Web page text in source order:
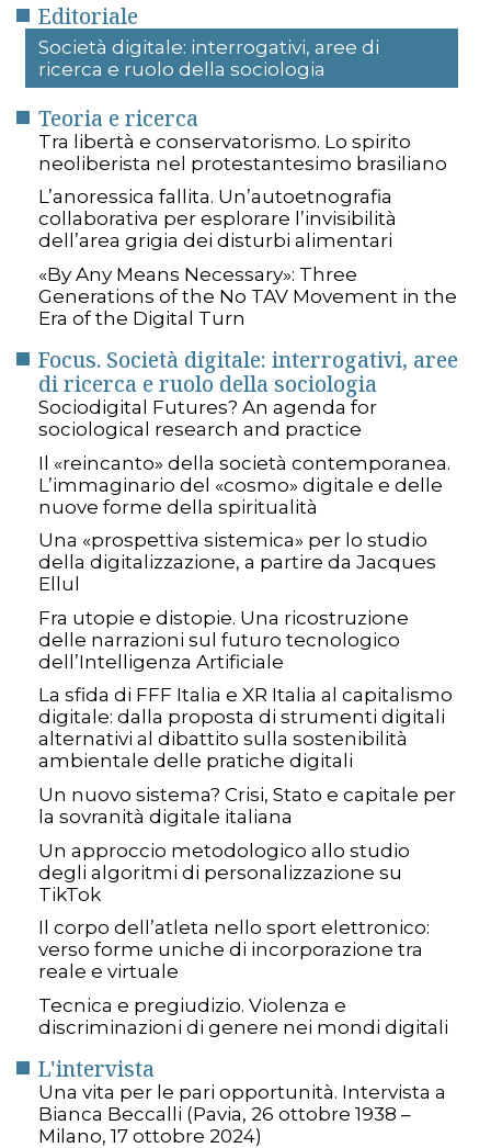
Editoriale
Società digitale: interrogativi, aree di
ricerca e ruolo della sociologia
Teoria e ricerca
Tra libertà e conservatorismo. Lo spirito
neoliberista nel protestantesimo brasiliano
L’anoressica fallita. Un’autoetnografia
collaborativa per esplorare l’invisibilità
dell’area grigia dei disturbi alimentari
«By Any Means Necessary»: Three
Generations of the No TAV Movement in the
Era of the Digital Turn
Focus. Società digitale: interrogativi, aree
di ricerca e ruolo della sociologia
Sociodigital Futures? An agenda for
sociological research and practice
Il «reincanto» della società contemporanea.
L’immaginario del «cosmo» digitale e delle
nuove forme della spiritualità
Una «prospettiva sistemica» per lo studio
della digitalizzazione, a partire da Jacques
Ellul
Fra utopie e distopie. Una ricostruzione
delle narrazioni sul futuro tecnologico
dell’Intelligenza Artificiale
La sfida di FFF Italia e XR Italia al capitalismo
digitale: dalla proposta di strumenti digitali
alternativi al dibattito sulla sostenibilità
ambientale delle pratiche digitali
Un nuovo sistema? Crisi, Stato e capitale per
la sovranità digitale italiana
Un approccio metodologico allo studio
degli algoritmi di personalizzazione su
TikTok
Il corpo dell’atleta nello sport elettronico:
verso forme uniche di incorporazione tra
reale e virtuale
Tecnica e pregiudizio. Violenza e
discriminazioni di genere nei mondi digitali
L'intervista
Una vita per le pari opportunità. Intervista a
Bianca Beccalli (Pavia, 26 ottobre 1938 –
Milano, 17 ottobre 2024)